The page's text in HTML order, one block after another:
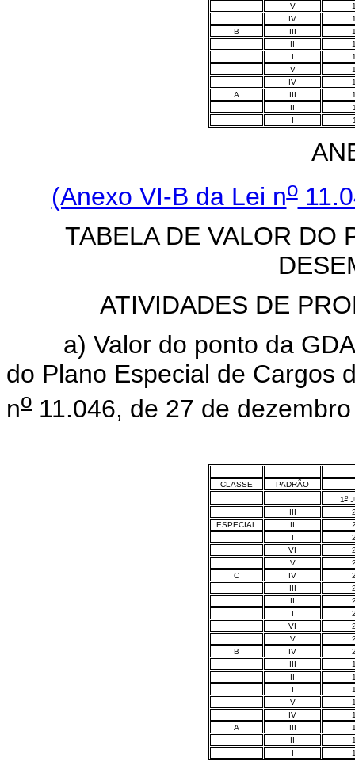
V
IV
B
III
II
I
V
IV
A
III
II
I
(Anexo VI-B da Lei no
TABELA DE VALOR DO
ATIVIDADES DE
a) Valor do ponto da
do Plano Especial de Cargos
no 11.046, de 27 de
CLASSE
PADRÃO
1o
III
ESPECIAL
II
I
VI
V
C
IV
III
II
I
VI
V
B
IV
III
II
I
V
IV
A
III
II
I